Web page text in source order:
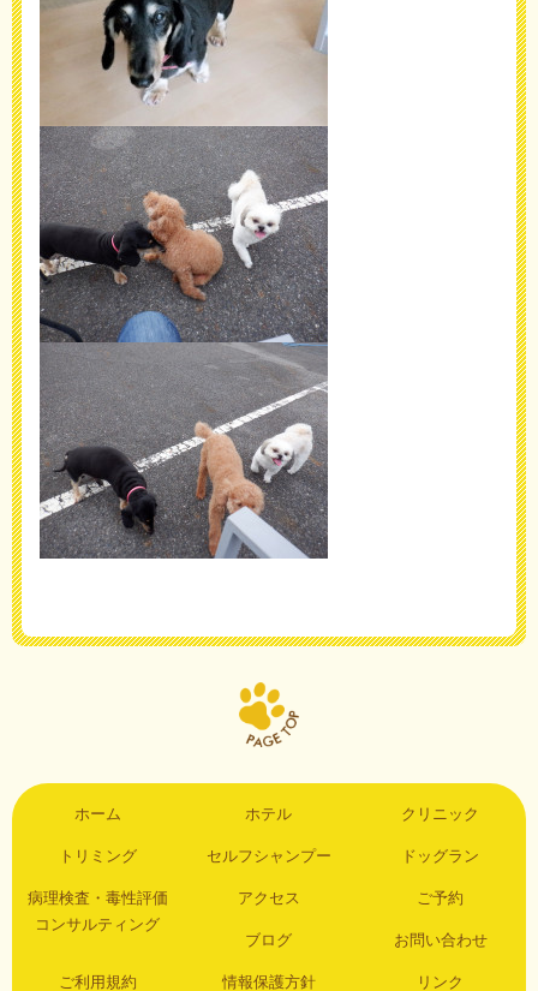
ホーム ホテル クリニック
トリミング セルフシャンプー ドッグラン
病理検査・毒性評価
コンサルティング
アクセス ご予約
ブログ お問い合わせ
ご利用規約 情報保護方針 リンク